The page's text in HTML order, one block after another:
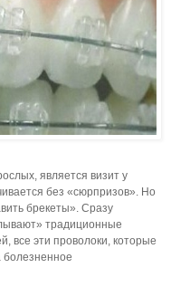
является визит у
без «сюрпризов». Но
брекеты». Сразу
традиционные
все эти проволоки, которые
болезненное